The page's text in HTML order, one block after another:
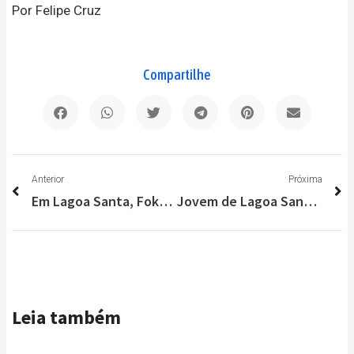
Por Felipe Cruz
Compartilhe
Anterior
Em Lagoa Santa, Foko Comunicação promove “blitz” de prêmios neste domingo (22)
Próxima
Jovem de Lagoa Santa que estava desaparecida é encontrada em Rio Acima
Leia também